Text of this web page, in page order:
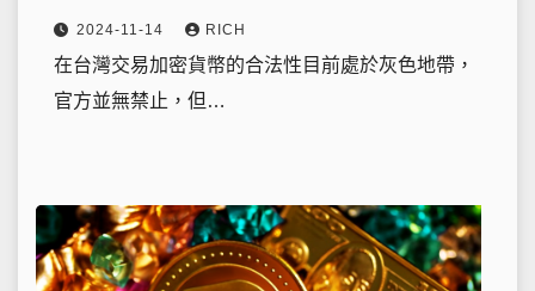
2024-11-14 RICH
在台灣交易加密貨幣的合法性目前處於灰色地帶，
官方並無禁止，但…